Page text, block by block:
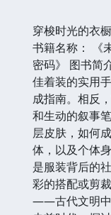
穿梭时光的衣
书籍名称： 《
密码》 图书简
佳着装的实用
成指南。相反
和生动的叙事
层皮肤，如何
体，以及个体
是服装背后的
彩的搭配或剪
——古代文明中